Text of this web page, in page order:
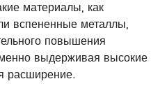
материалы, как
вспененные металлы,
повышения
выдерживая высокие
расширение.